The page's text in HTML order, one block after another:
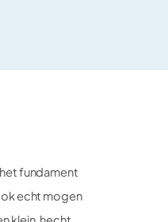
fundament
echt mogen